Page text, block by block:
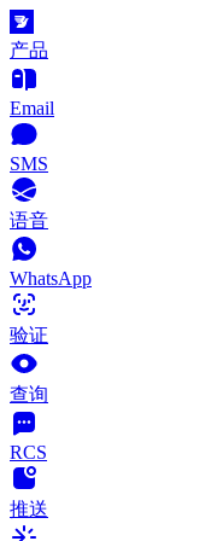
产品
Email
SMS
语音
WhatsApp
验证
查询
RCS
推送